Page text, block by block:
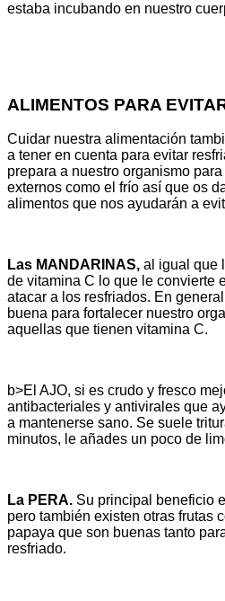
estaba incubando en nuestro
ALIMENTOS PARA
Cuidar nuestra alimentación
a tener en cuenta para evitar
prepara a nuestro organismo
externos como el frío así que os
alimentos que nos ayudarán a
Las MANDARINAS, al igual que
de vitamina C lo que le convierte
atacar a los resfriados. En
buena para fortalecer nuestro
aquellas que tienen vitamina C.
b>El AJO, si es crudo y fresco
antibacteriales y antivirales que
a mantenerse sano. Se suele
minutos, le añades un poco de
La PERA. Su principal beneficio
pero también existen otras frutas
papaya que son buenas tanto
resfriado.